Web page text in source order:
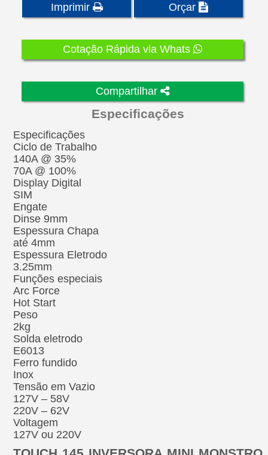
Imprimir Orçar
Cotação Rápida via Whats
Compartilhar
Especificações
Especificações
Ciclo de Trabalho
140A @ 35%
70A @ 100%
Display Digital
SIM
Engate
Dinse 9mm
Espessura Chapa
até 4mm
Espessura Eletrodo
3.25mm
Funções especiais
Arc Force
Hot Start
Peso
2kg
Solda eletrodo
E6013
Ferro fundido
Inox
Tensão em Vazio
127V – 58V
220V – 62V
Voltagem
127V ou 220V